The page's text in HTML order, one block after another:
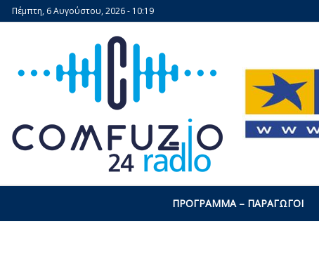
Πέμπτη, 6 Αυγούστου, 2026 - 10:19
ΠΡΌΓΡΑΜΜΑ – ΠΑΡΑΓΩΓΟΊ